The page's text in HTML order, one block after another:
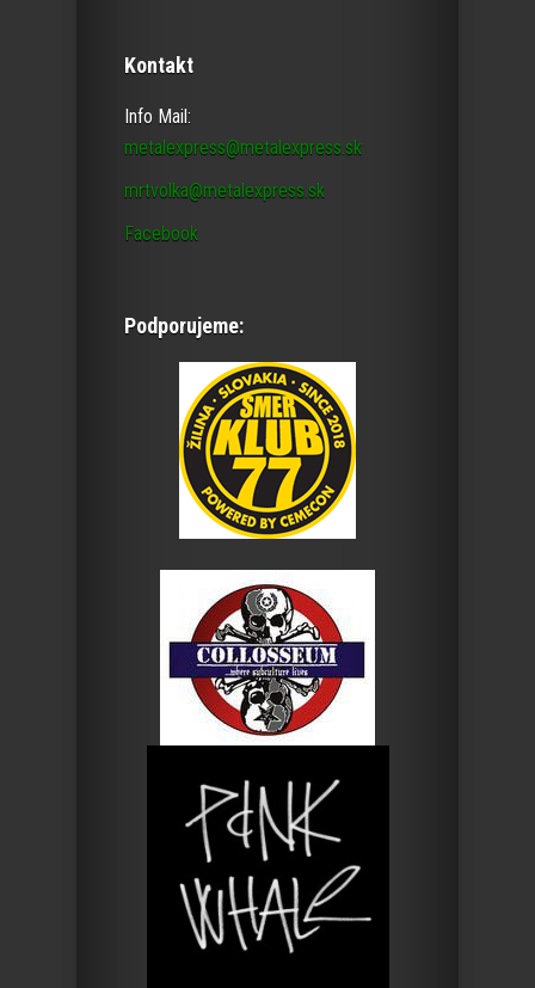
Kontakt
Info Mail:
metalexpress@metalexpress.sk
mrtvolka@metalexpress.sk
Facebook
Podporujeme: